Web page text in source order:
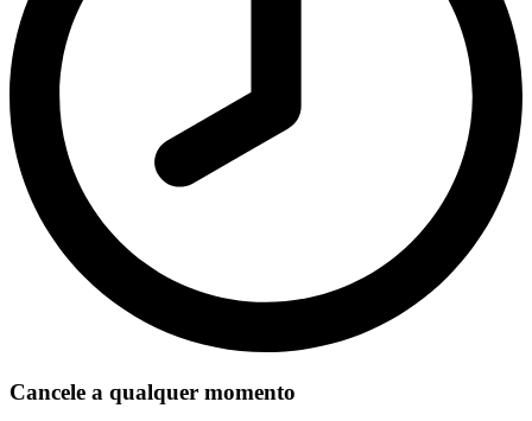
Cancele a qualquer momento